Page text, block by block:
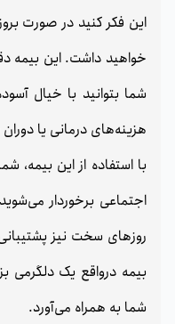
این فکر کنید در صورت
خواهید داشت. این بیمه
شما بتوانید با خیال
هزینه‌های درمانی یا
با استفاده از این بیمه،
اجتماعی برخوردار
روزهای سخت نیز
بیمه درواقع یک دلگرمی
شما به همراه می‌آورد.